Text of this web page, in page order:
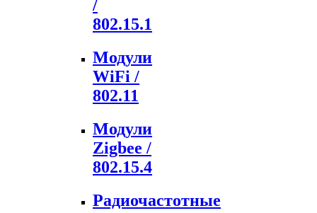
/
802.15.1
Модули
WiFi /
802.11
Модули
Zigbee /
802.15.4
Радиочастотные